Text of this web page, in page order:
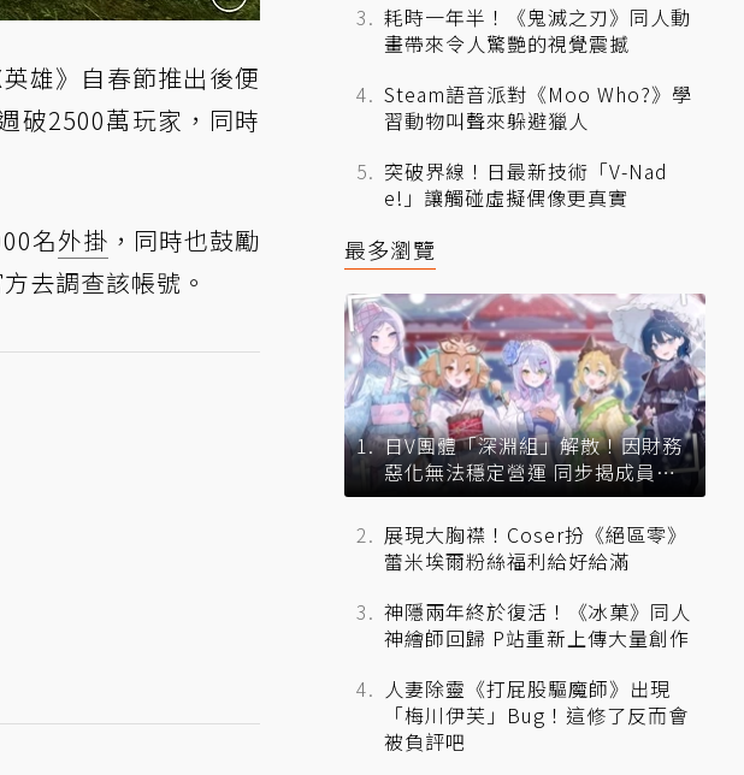
英雄》自春節推出後便
破2500萬玩家，同時
名外掛 ，同時也鼓勵
去調查該帳號。
耗時一年半！《鬼滅之刃》同人動
畫帶來令人驚艷的視覺震撼
Steam語音派對《Moo Who?》學
習動物叫聲來躲避獵人
突破界線！日最新技術「V-Nad
e!」讓觸碰虛擬偶像更真實
最多瀏覽
日V團體「深淵組」解散！因財務
惡化無法穩定營運 同步揭成員未
來去向
展現大胸襟！Coser扮《絕區零》
蕾米埃爾粉絲福利給好給滿
神隱兩年終於復活！《冰菓》同人
神繪師回歸 P站重新上傳大量創作
人妻除靈《打屁股驅魔師》出現
「梅川伊芙」Bug！這修了反而會
被負評吧